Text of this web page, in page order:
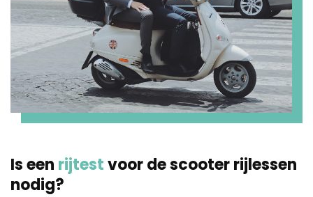
Is een rijtestvoor de scooter rijlessen
nodig?